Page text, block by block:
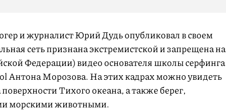
и журналист Юрий Дудь опубликовал в своем
сеть признана экстремистской и запрещена на
Федерации) видео основателя школы серфинга
Антона Морозова. На этих кадрах можно увидеть
Тихого океана, а также берег,
морскими животными.